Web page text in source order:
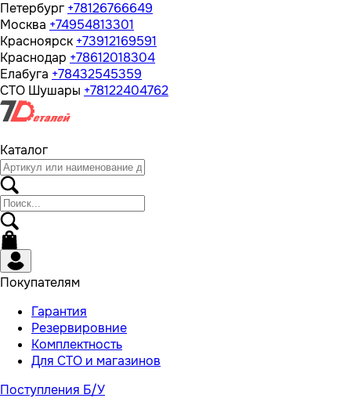
Петербург +78126766649
Москва +74954813301
Красноярск +73912169591
Краснодар +78612018304
Елабуга +78432545359
СТО Шушары +78122404762
Каталог
Покупателям
Гарантия
Резервировние
Комплектность
Для СТО и магазинов
Поступления Б/У